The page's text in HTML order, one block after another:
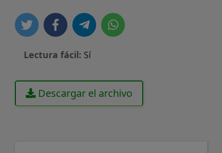
Lectura fácil: Sí
Descargar el archivo